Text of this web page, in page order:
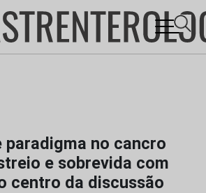
paradigma no cancro
e sobrevida com
centro da discussão